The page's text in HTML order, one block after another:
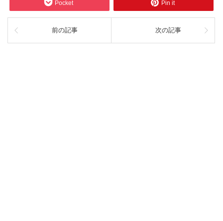
Pocket Pin it
前の記事 次の記事